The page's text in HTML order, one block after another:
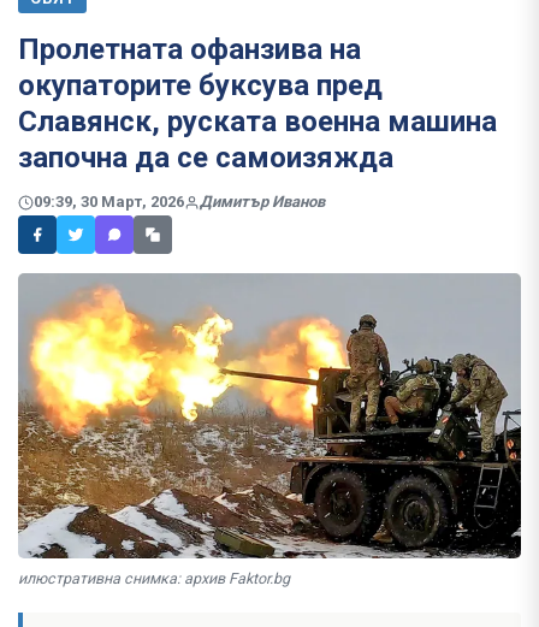
Пролетната офанзива на
окупаторите буксува пред
Славянск, руската военна машина
започна да се самоизяжда
09:39, 30 Март, 2026 Димитър Иванов
илюстративна снимка: архив Faktor.bg